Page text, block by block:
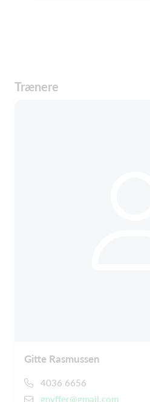
Trænere
Gitte Rasmussen
4036 6656
gnyffer@gmail.com